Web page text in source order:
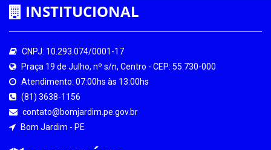
INSTITUCIONAL
CNPJ: 10.293.074/0001-17
Praça 19 de Julho, nº s/n, Centro - CEP: 55.730-000
Atendimento: 07:00hs às 13:00hs
(81) 3638-1156
contato@bomjardim.pe.gov.br
Bom Jardim - PE